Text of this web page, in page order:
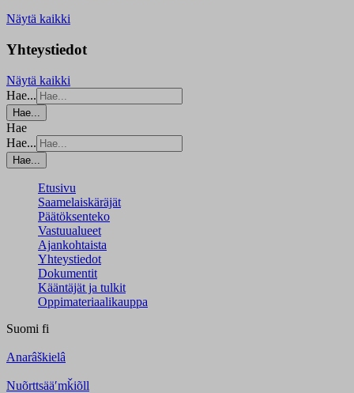
Näytä kaikki
Yhteystiedot
Näytä kaikki
Hae...
Hae...
Hae
Hae...
Hae...
Etusivu
Saamelaiskäräjät
Päätöksenteko
Vastuualueet
Ajankohtaista
Yhteystiedot
Dokumentit
Kääntäjät ja tulkit
Oppimateriaalikauppa
Suomi fi
Anarâškielâ
Nuõrttsääʹmǩiõll